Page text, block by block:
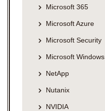
Microsoft 365
Microsoft Azure
Microsoft Security
Microsoft Windows
NetApp
Nutanix
NVIDIA